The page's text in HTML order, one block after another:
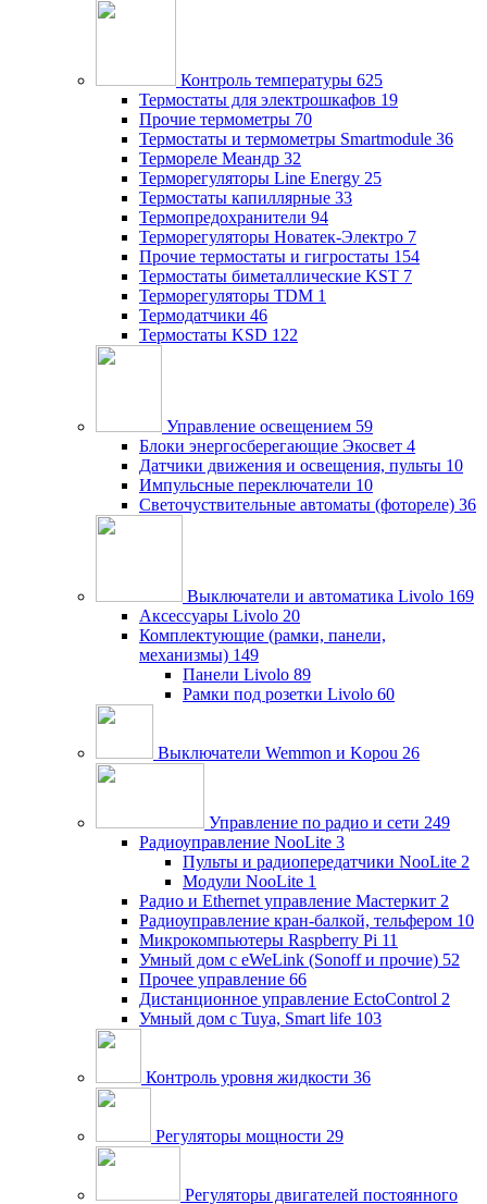
Контроль температуры 625
Термостаты для электрошкафов 19
Прочие термометры 70
Термостаты и термометры Smartmodule 36
Термореле Меандр 32
Терморегуляторы Line Energy 25
Термостаты капиллярные 33
Термопредохранители 94
Терморегуляторы Новатек-Электро 7
Прочие термостаты и гигростаты 154
Термостаты биметаллические KST 7
Терморегуляторы TDM 1
Термодатчики 46
Термостаты KSD 122
Управление освещением 59
Блоки энергосберегающие Экосвет 4
Датчики движения и освещения, пульты 10
Импульсные переключатели 10
Светочуствительные автоматы (фотореле) 36
Выключатели и автоматика Livolo 169
Аксессуары Livolo 20
Комплектующие (рамки, панели,
механизмы) 149
Панели Livolo 89
Рамки под розетки Livolo 60
Выключатели Wemmon и Kopou 26
Управление по радио и сети 249
Радиоуправление NooLite 3
Пульты и радиопередатчики NooLite 2
Модули NooLite 1
Радио и Ethernet управление Мастеркит 2
Радиоуправление кран-балкой, тельфером 10
Микрокомпьютеры Raspberry Pi 11
Умный дом c eWeLink (Sonoff и прочие) 52
Прочее управление 66
Дистанционное управление EctoControl 2
Умный дом с Tuya, Smart life 103
Контроль уровня жидкости 36
Регуляторы мощности 29
Регуляторы двигателей постоянного